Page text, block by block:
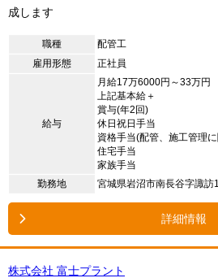
成します
職種
配管工
雇用形態
正社員
給与
月給17万6000円～33万円
上記基本給＋
賞与(年2回)
休日祝日手当
資格手当(配管、施工管理
住宅手当
家族手当
勤務地
宮城県岩沼市南長谷字諏訪
詳細情報
株式会社 富士プラント